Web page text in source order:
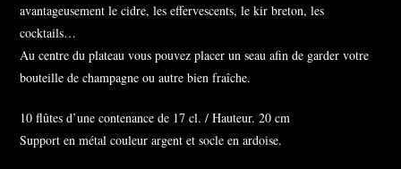
avantageusement le cidre, les effervescents, le kir breton, les
cocktails…
Au centre du plateau vous pouvez placer un seau afin de garder votre
bouteille de champagne ou autre bien fraîche.
10 flûtes d’une contenance de 17 cl. / Hauteur. 20 cm
Support en métal couleur argent et socle en ardoise.